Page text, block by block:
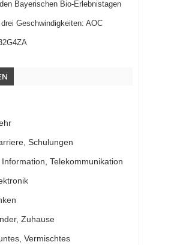
Bayerischen Bio-Erlebnistagen
Geschwindigkeiten: AOC
Schulungen
Telekommunikation
Zuhause
Vermischtes